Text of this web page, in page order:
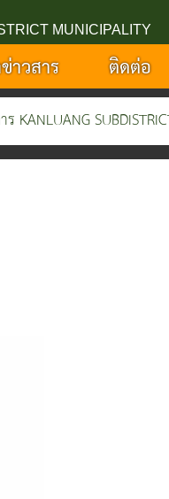
MUNICIPALITY
าวสาร ติดต่อ
SUBDISTRICT